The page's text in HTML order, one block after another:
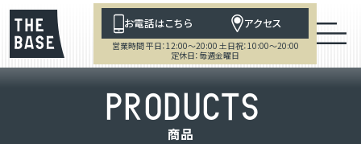
お電話はこちら アクセス
営業時間 平日：12:00～20:00 土日祝：10:00～20:00
定休日：毎週金曜日
PRODUCTS
商品